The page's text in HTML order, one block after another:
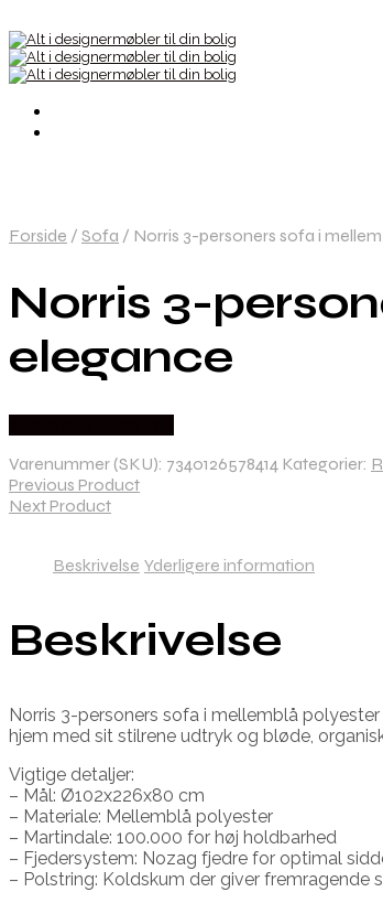
Forside / Sofa / Norris 3-personers sofa i
Norris 3-
elegance
Varenummer (SKU): 7340126578414 Kategorier:
Previous Product
Next Product
Beskrivelse Yderligere information
Beskrivelse
Norris 3-personers sofa i mellemblå
hjem med sit stilrene udtryk og bløde,
Vigtige detaljer:
– Mål: Ø102x226x80 cm
– Materiale: Mellemblå polyester
– Martindale: 100.000 for høj holdbarhed
– Fjedersystem: Nozag fjedre for optimal
– Polstring: Koldskum der giver fremragende